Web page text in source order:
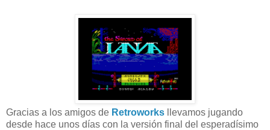
Gracias a los amigos de Retroworks llevamos jugando
desde hace unos días con la versión final del esperadísimo